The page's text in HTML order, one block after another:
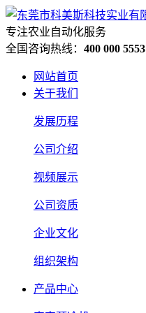
专注农业自动化服务
全国咨询热线： 400 000 5553
网站首页
关于我们
发展历程
公司介绍
视频展示
公司资质
企业文化
组织架构
产品中心